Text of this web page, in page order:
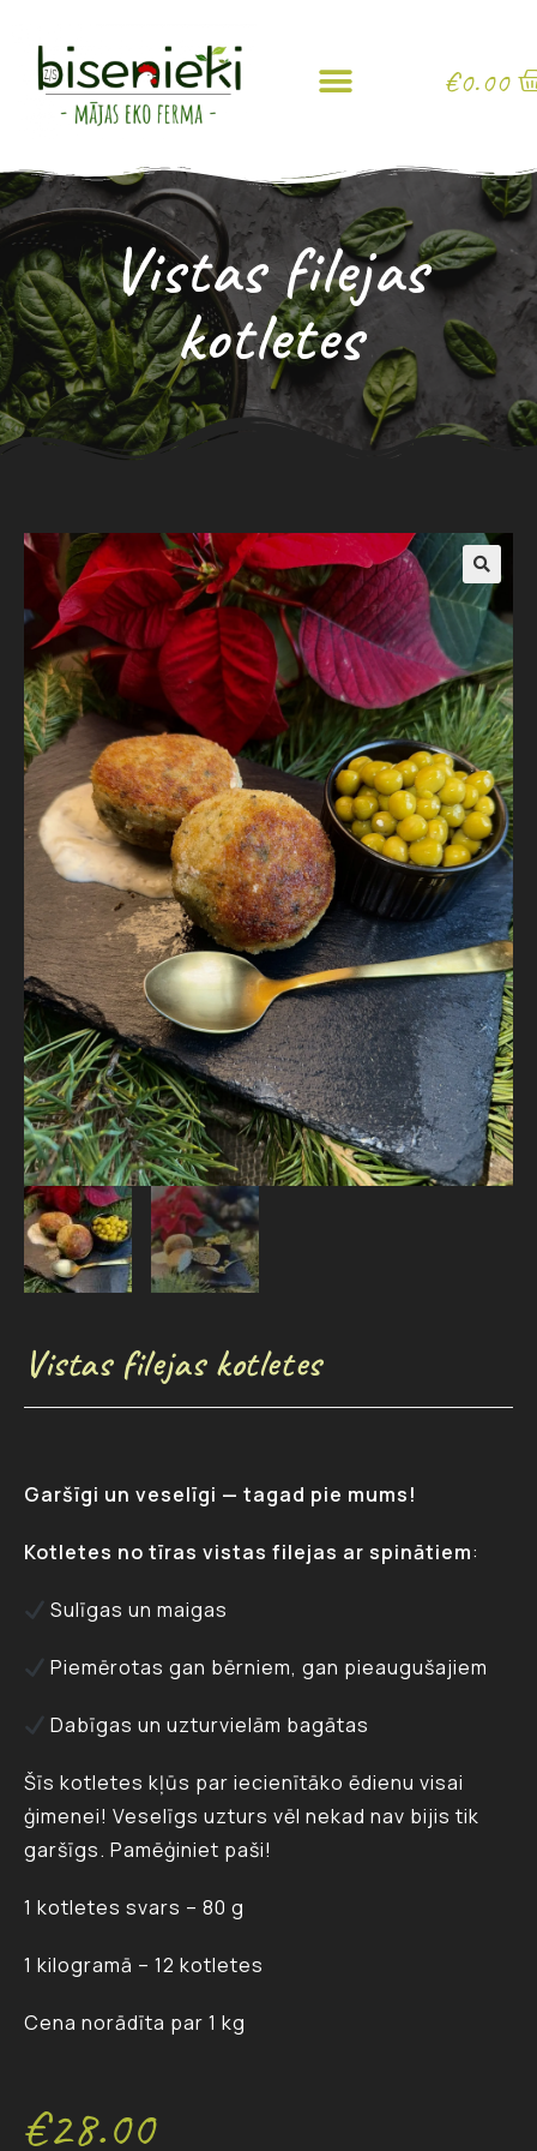
€0.00
Vistas filejas
kotletes
Vistas filejas kotletes
Garšīgi un veselīgi — tagad pie mums!
Kotletes no tīras vistas filejas ar spinātiem:
Sulīgas un maigas
Piemērotas gan bērniem, gan pieaugušajiem
Dabīgas un uzturvielām bagātas
Šīs kotletes kļūs par iecienītāko ēdienu visai
ģimenei! Veselīgs uzturs vēl nekad nav bijis tik
garšīgs. Pamēģiniet paši!
1 kotletes svars – 80 g
1 kilogramā – 12 kotletes
Cena norādīta par 1 kg
€28.00